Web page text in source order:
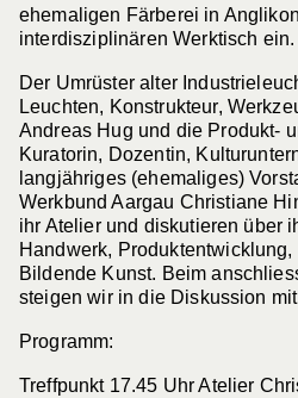
ehemaligen Färberei in
interdisziplinären Werktisch ein.
Der Umrüster alter
Leuchten, Konstrukteur,
Andreas Hug und die Produkt-
Kuratorin, Dozentin,
langjähriges (ehemaliges)
Werkbund Aargau Christiane
ihr Atelier und diskutieren über
Handwerk,
Bildende Kunst. Beim
steigen wir in die Diskussion
Programm:
Treffpunkt 17.45 Uhr Atelier